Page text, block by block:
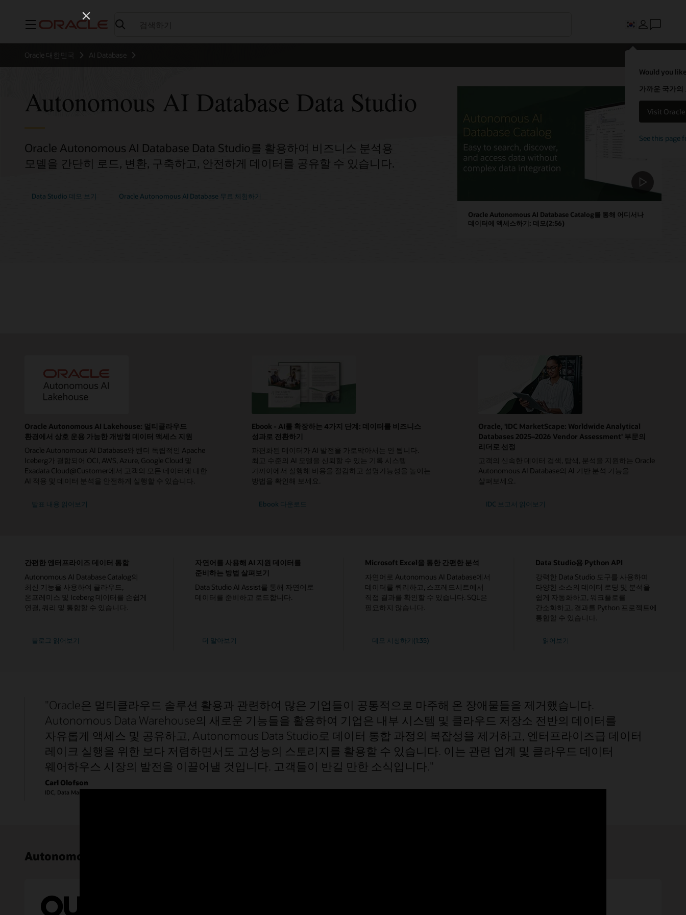
메뉴
Would you
가까운 국가의
Visit
See this page
Oracle 대한민국 AI Database
Autonomous AI Database Data Studio
Oracle Autonomous AI Database Data Studio를 활용하여 비즈니스 분석용
모델을 간단히 로드, 변환, 구축하고, 안전하게 데이터를 공유할 수 있습니다.
Data Studio 데모 보기 Oracle Autonomous AI Database 무료 체험하기
Oracle Autonomous AI Database Catalog를 통해 어디서나
데이터에 액세스하기: 데모(2:56)
Oracle Autonomous AI Lakehouse: 멀티클라우드
환경에서 상호 운용 가능한 개방형 데이터 액세스 지원
Oracle Autonomous AI Database와 벤더 독립적인 Apache
Iceberg가 결합되어 OCI, AWS, Azure, Google Cloud 및
Exadata Cloud@Customer에서 고객의 모든 데이터에 대한
AI 적용 및 데이터 분석을 안전하게 실행할 수 있습니다.
발표 내용 읽어보기
Ebook - AI를 확장하는 4가지 단계: 데이터를 비즈니스
성과로 전환하기
파편화된 데이터가 AI 발전을 가로막아서는 안 됩니다.
최고 수준의 AI 모델을 신뢰할 수 있는 기록 시스템
가까이에서 실행해 비용을 절감하고 설명가능성을 높이는
방법을 확인해 보세요.
Ebook 다운로드
Oracle, 'IDC MarketScape: Worldwide Analytical
Databases 2025–2026 Vendor Assessment' 부문의
리더로 선정
고객의 신속한 데이터 검색, 탐색, 분석을 지원하는 Oracle
Autonomous AI Database의 AI 기반 분석 기능을
살펴보세요.
IDC 보고서 읽어보기
간편한 엔터프라이즈 데이터 통합
Autonomous AI Database Catalog의
최신 기능을 사용하여 클라우드,
온프레미스 및 Iceberg 데이터를 손쉽게
연결, 쿼리 및 통합할 수 있습니다.
엔터프라이즈
블로그 읽어보기
자연어를 사용해 AI 지원 데이터를
준비하는 방법 살펴보기
Data Studio AI Assist를 통해 자연어로
데이터를 준비하고 로드합니다.
더 알아보기
assisted
Microsoft Excel을 통한 간편한 분석
자연어로 Autonomous AI Database에서
데이터를 쿼리하고, 스프레드시트에서
직접 결과를 확인할 수 있습니다. SQL은
필요하지 않습니다.
Excel을
데모 시청하기(1:35)
Data Studio용 Python API
강력한 Data Studio 도구를 사용하여
다양한 소스의 데이터 로딩 및 분석을
쉽게 자동화하고, 워크플로를
간소화하고, 결과를 Python 프로젝트에
통합할 수 있습니다.
Studio용
읽어보기
"Oracle은 멀티클라우드 솔루션 활용과 관련하여 많은 기업들이 공통적으로 마주해 온 장애물들을 제거했습니다.
Autonomous Data Warehouse의 새로운 기능들을 활용하여 기업은 내부 시스템 및 클라우드 저장소 전반의 데이터를
자유롭게 액세스 및 공유하고, Autonomous Data Studio로 데이터 통합 과정의 복잡성을 제거하고, 엔터프라이즈급 데이터
레이크 실행을 위한 보다 저렴하면서도 고성능의 스토리지를 활용할 수 있습니다. 이는 관련 업계 및 클라우드 데이터
웨어하우스 시장의 발전을 이끌어낼 것입니다. 고객들이 반길 만한 소식입니다."
Carl Olofson
IDC, Data Management Software, Research Vice President
Autonomous AI Database 고객 성공 사례